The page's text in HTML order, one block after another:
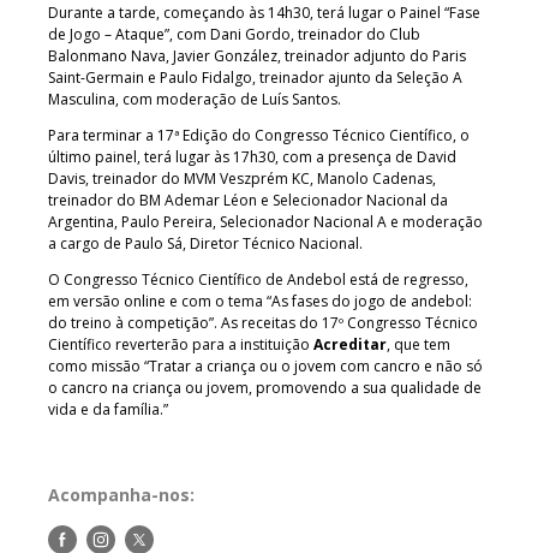
Durante a tarde, começando às 14h30, terá lugar o Painel “Fase
de Jogo – Ataque”, com Dani Gordo, treinador do Club
Balonmano Nava, Javier González, treinador adjunto do Paris
Saint-Germain e Paulo Fidalgo, treinador ajunto da Seleção A
Masculina, com moderação de Luís Santos.
Para terminar a 17ª Edição do Congresso Técnico Científico, o
último painel, terá lugar às 17h30, com a presença de David
Davis, treinador do MVM Veszprém KC, Manolo Cadenas,
treinador do BM Ademar Léon e Selecionador Nacional da
Argentina, Paulo Pereira, Selecionador Nacional A e moderação
a cargo de Paulo Sá, Diretor Técnico Nacional.
O Congresso Técnico Científico de Andebol está de regresso,
em versão online e com o tema “As fases do jogo de andebol:
do treino à competição”. As receitas do 17º Congresso Técnico
Científico reverterão para a instituição Acreditar, que tem
como missão “Tratar a criança ou o jovem com cancro e não só
o cancro na criança ou jovem, promovendo a sua qualidade de
vida e da família.”
Acompanha-nos:
Siga-Siga-Siga-